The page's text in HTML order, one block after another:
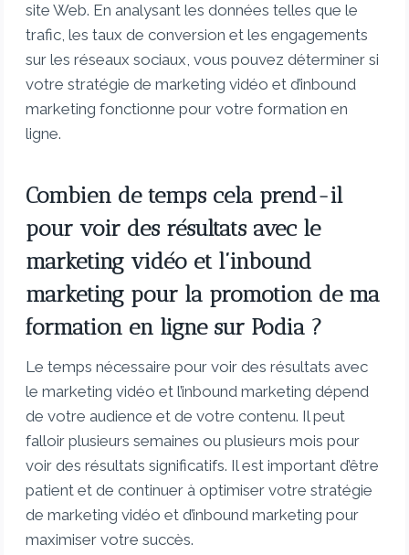
site Web. En analysant les données telles que le
trafic, les taux de conversion et les engagements
sur les réseaux sociaux, vous pouvez déterminer si
votre stratégie de marketing vidéo et d’inbound
marketing fonctionne pour votre formation en
ligne.
Combien de temps cela prend-il
pour voir des résultats avec le
marketing vidéo et l’inbound
marketing pour la promotion de ma
formation en ligne sur Podia ?
Le temps nécessaire pour voir des résultats avec
le marketing vidéo et l’inbound marketing dépend
de votre audience et de votre contenu. Il peut
falloir plusieurs semaines ou plusieurs mois pour
voir des résultats significatifs. Il est important d’être
patient et de continuer à optimiser votre stratégie
de marketing vidéo et d’inbound marketing pour
maximiser votre succès.